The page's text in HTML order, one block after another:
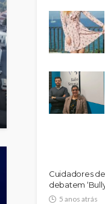
Cuidadores
debatem
5 anos atrás